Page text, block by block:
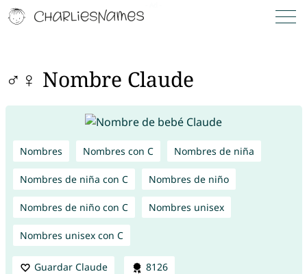
♂♀ Nombre Claude
Nombres Nombres con C Nombres de niña
Nombres de niña con C Nombres de niño
Nombres de niño con C Nombres unisex
Nombres unisex con C
Guardar Claude 8126